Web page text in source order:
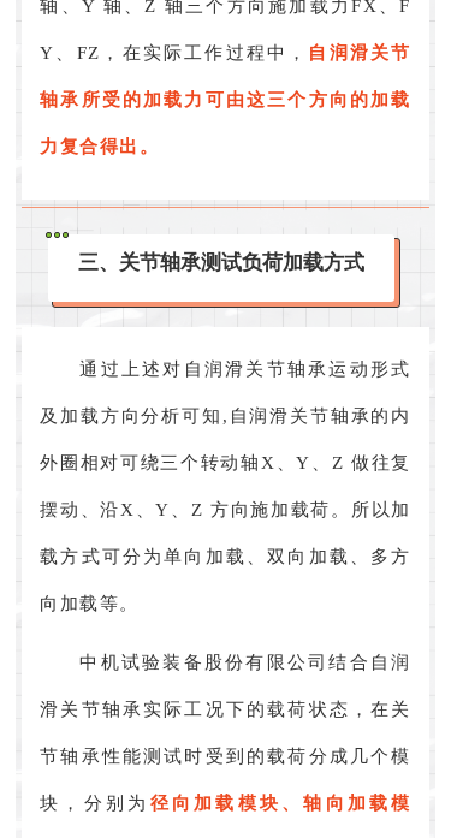
轴、Y 轴、Z 轴三个方向施加载力FX、F
Y、FZ，在实际工作过程中， 自润滑关节
轴承所受的加载力可由这三个方向的加载
力复合得出。
三、关节轴承测试负荷加载方式
通过上述对自润滑关节轴承运动形式
及加载方向分析可知,自润滑关节轴承的内
外圈相对可绕三个转动轴X、Y、Z 做往复
摆动、沿X、Y、Z 方向施加载荷。所以加
载方式可分为单向加载、双向加载、多方
向加载等。
中机试验装备股份有限公司结合自润
滑关节轴承实际工况下的载荷状态，在关
节轴承性能测试时受到的载荷分成几个模
块，分别为 径向加载模块、轴向加载模